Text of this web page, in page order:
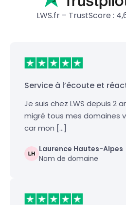
LWS.fr – TrustScore :
Service à l’écoute et
Je suis chez LWS depuis 2
migré tous mes domaines
car mon […]
Laurence Hautes-Alpes
Nom de domaine